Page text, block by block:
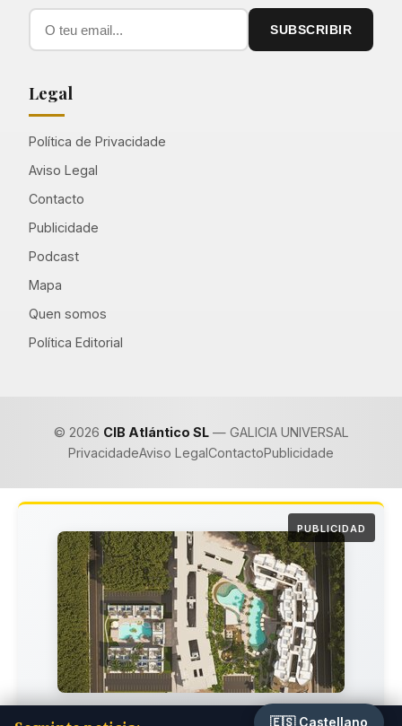
SUBSCRIBIR
Legal
Política de Privacidade
Aviso Legal
Contacto
Publicidade
Podcast
Mapa
Quen somos
Política Editorial
© 2026 CIB Atlántico SL— GALICIA UNIVERSAL
PrivacidadeAviso LegalContactoPublicidade
🇪🇸 Castellano
PUBLICIDAD